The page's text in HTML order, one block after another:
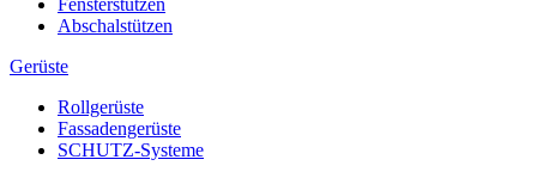
Abschalstützen
Gerüste
Rollgerüste
Fassadengerüste
SCHUTZ-Systeme